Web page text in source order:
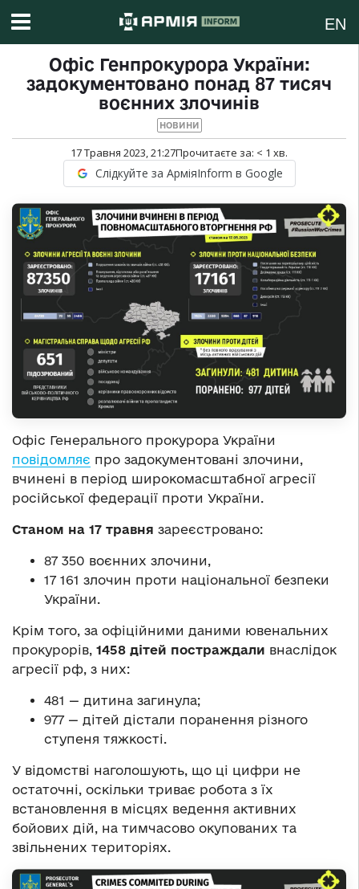
EN
Офіс Генпрокурора України:
задокументовано понад 87 тисяч
воєнних злочинів
НОВИНИ
17 Травня 2023, 21:27Прочитаєте за: < 1 хв.
Слідкуйте за АрміяInform в Google
Офіс Генерального прокурора України
повідомляє про задокументовані злочини,
вчинені в період широкомасштабної агресії
російської федерації проти України.
Станом на 17 травня зареєстровано:
87 350 воєнних злочини,
17 161 злочин проти національної безпеки
України.
Крім того, за офіційними даними ювенальних
прокурорів, 1458 дітей постраждали внаслідок
агресії рф, з них:
481 — дитина загинула;
977 — дітей дістали поранення різного
ступеня тяжкості.
У відомстві наголошують, що ці цифри не
остаточні, оскільки триває робота з їх
встановлення в місцях ведення активних
бойових дій, на тимчасово окупованих та
звільнених територіях.